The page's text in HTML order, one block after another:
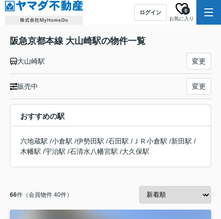
ログイン
お気に入り
0
阪急京都本線 大山崎駅の物件一覧
大山崎駅 変更
販売中 変更
おすすめの駅
六地蔵駅 /小倉駅 /伊勢田駅 /石田駅 / ＪＲ小倉駅 /新田駅 /
木幡駅 /宇治駅 /石清水八幡宮駅 /大久保駅
66件（会員物件 40件）